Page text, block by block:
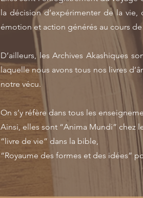
la décision d’expérimenter de la
émotion et action générés au cours
D’ailleurs, les Archives Akashiques
laquelle nous avons tous nos livres
notre vécu.
On s’y réfère dans tous les
Ainsi, elles sont “Anima Mundi” chez
“livre de vie” dans la bible,
“Royaume des formes et des idées”